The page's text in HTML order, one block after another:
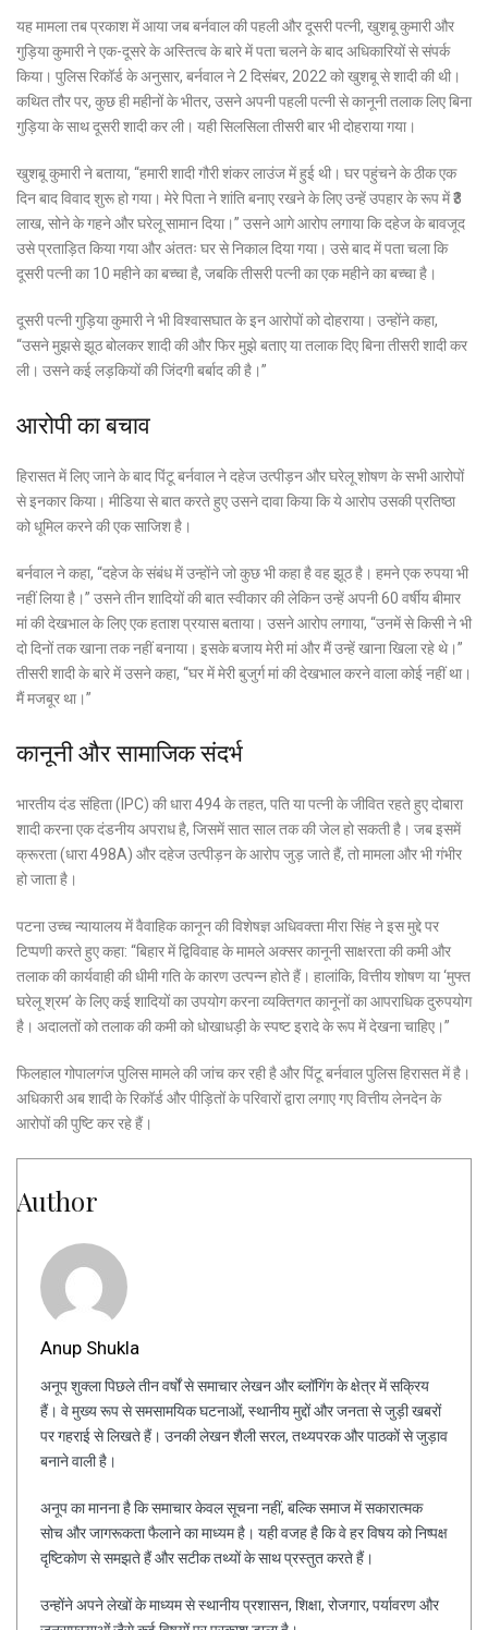
यह मामला तब प्रकाश में आया जब बर्नवाल की पहली और दूसरी पत्नी, खुशबू कुमारी और
गुड़िया कुमारी ने एक-दूसरे के अस्तित्व के बारे में पता चलने के बाद अधिकारियों से संपर्क
किया। पुलिस रिकॉर्ड के अनुसार, बर्नवाल ने 2 दिसंबर, 2022 को खुशबू से शादी की थी।
कथित तौर पर, कुछ ही महीनों के भीतर, उसने अपनी पहली पत्नी से कानूनी तलाक लिए बिना
गुड़िया के साथ दूसरी शादी कर ली। यही सिलसिला तीसरी बार भी दोहराया गया।
खुशबू कुमारी ने बताया, “हमारी शादी गौरी शंकर लाउंज में हुई थी। घर पहुंचने के ठीक एक
दिन बाद विवाद शुरू हो गया। मेरे पिता ने शांति बनाए रखने के लिए उन्हें उपहार के रूप में ₹3
लाख, सोने के गहने और घरेलू सामान दिया।” उसने आगे आरोप लगाया कि दहेज के बावजूद
उसे प्रताड़ित किया गया और अंततः घर से निकाल दिया गया। उसे बाद में पता चला कि
दूसरी पत्नी का 10 महीने का बच्चा है, जबकि तीसरी पत्नी का एक महीने का बच्चा है।
दूसरी पत्नी गुड़िया कुमारी ने भी विश्वासघात के इन आरोपों को दोहराया। उन्होंने कहा,
“उसने मुझसे झूठ बोलकर शादी की और फिर मुझे बताए या तलाक दिए बिना तीसरी शादी कर
ली। उसने कई लड़कियों की जिंदगी बर्बाद की है।”
आरोपी का बचाव
हिरासत में लिए जाने के बाद पिंटू बर्नवाल ने दहेज उत्पीड़न और घरेलू शोषण के सभी आरोपों
से इनकार किया। मीडिया से बात करते हुए उसने दावा किया कि ये आरोप उसकी प्रतिष्ठा
को धूमिल करने की एक साजिश है।
बर्नवाल ने कहा, “दहेज के संबंध में उन्होंने जो कुछ भी कहा है वह झूठ है। हमने एक रुपया भी
नहीं लिया है।” उसने तीन शादियों की बात स्वीकार की लेकिन उन्हें अपनी 60 वर्षीय बीमार
मां की देखभाल के लिए एक हताश प्रयास बताया। उसने आरोप लगाया, “उनमें से किसी ने भी
दो दिनों तक खाना तक नहीं बनाया। इसके बजाय मेरी मां और मैं उन्हें खाना खिला रहे थे।”
तीसरी शादी के बारे में उसने कहा, “घर में मेरी बुजुर्ग मां की देखभाल करने वाला कोई नहीं था।
मैं मजबूर था।”
कानूनी और सामाजिक संदर्भ
भारतीय दंड संहिता (IPC) की धारा 494 के तहत, पति या पत्नी के जीवित रहते हुए दोबारा
शादी करना एक दंडनीय अपराध है, जिसमें सात साल तक की जेल हो सकती है। जब इसमें
क्रूरता (धारा 498A) और दहेज उत्पीड़न के आरोप जुड़ जाते हैं, तो मामला और भी गंभीर
हो जाता है।
पटना उच्च न्यायालय में वैवाहिक कानून की विशेषज्ञ अधिवक्ता मीरा सिंह ने इस मुद्दे पर
टिप्पणी करते हुए कहा: “बिहार में द्विविवाह के मामले अक्सर कानूनी साक्षरता की कमी और
तलाक की कार्यवाही की धीमी गति के कारण उत्पन्न होते हैं। हालांकि, वित्तीय शोषण या ‘मुफ्त
घरेलू श्रम’ के लिए कई शादियों का उपयोग करना व्यक्तिगत कानूनों का आपराधिक दुरुपयोग
है। अदालतों को तलाक की कमी को धोखाधड़ी के स्पष्ट इरादे के रूप में देखना चाहिए।”
फिलहाल गोपालगंज पुलिस मामले की जांच कर रही है और पिंटू बर्नवाल पुलिस हिरासत में है।
अधिकारी अब शादी के रिकॉर्ड और पीड़ितों के परिवारों द्वारा लगाए गए वित्तीय लेनदेन के
आरोपों की पुष्टि कर रहे हैं।
Author
Anup Shukla
अनूप शुक्ला पिछले तीन वर्षों से समाचार लेखन और ब्लॉगिंग के क्षेत्र में सक्रिय
हैं। वे मुख्य रूप से समसामयिक घटनाओं, स्थानीय मुद्दों और जनता से जुड़ी खबरों
पर गहराई से लिखते हैं। उनकी लेखन शैली सरल, तथ्यपरक और पाठकों से जुड़ाव
बनाने वाली है।
अनूप का मानना है कि समाचार केवल सूचना नहीं, बल्कि समाज में सकारात्मक
सोच और जागरूकता फैलाने का माध्यम है। यही वजह है कि वे हर विषय को निष्पक्ष
दृष्टिकोण से समझते हैं और सटीक तथ्यों के साथ प्रस्तुत करते हैं।
उन्होंने अपने लेखों के माध्यम से स्थानीय प्रशासन, शिक्षा, रोजगार, पर्यावरण और